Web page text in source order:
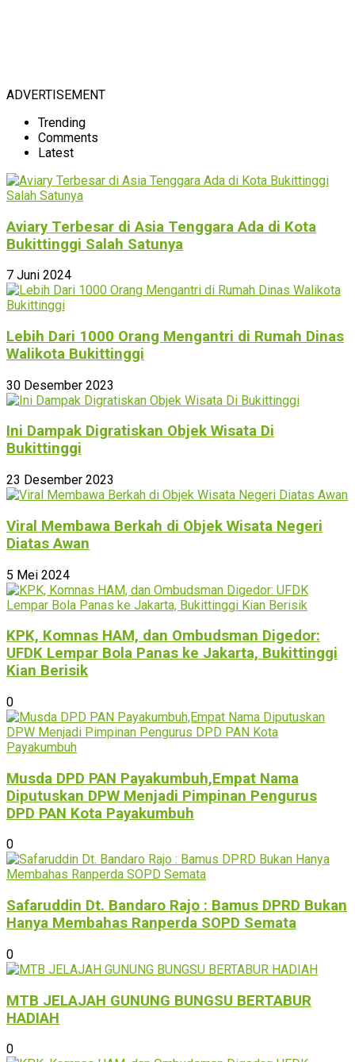
ADVERTISEMENT
Trending
Comments
Latest
Aviary Terbesar di Asia Tenggara Ada di Kota
Bukittinggi Salah Satunya
7 Juni 2024
Lebih Dari 1000 Orang Mengantri di Rumah Dinas
Walikota Bukittinggi
30 Desember 2023
Ini Dampak Digratiskan Objek Wisata Di
Bukittinggi
23 Desember 2023
Viral Membawa Berkah di Objek Wisata Negeri
Diatas Awan
5 Mei 2024
KPK, Komnas HAM, dan Ombudsman Digedor:
UFDK Lempar Bola Panas ke Jakarta, Bukittinggi
Kian Berisik
0
Musda DPD PAN Payakumbuh,Empat Nama
Diputuskan DPW Menjadi Pimpinan Pengurus
DPD PAN Kota Payakumbuh
0
Safaruddin Dt. Bandaro Rajo : Bamus DPRD Bukan
Hanya Membahas Ranperda SOPD Semata
0
MTB JELAJAH GUNUNG BUNGSU BERTABUR
HADIAH
0